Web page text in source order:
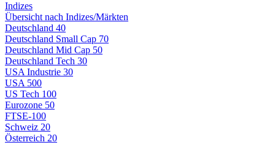
Indizes
Übersicht nach Indizes/Märkten
Deutschland 40
Deutschland Small Cap 70
Deutschland Mid Cap 50
Deutschland Tech 30
USA Industrie 30
USA 500
US Tech 100
Eurozone 50
FTSE-100
Schweiz 20
Österreich 20